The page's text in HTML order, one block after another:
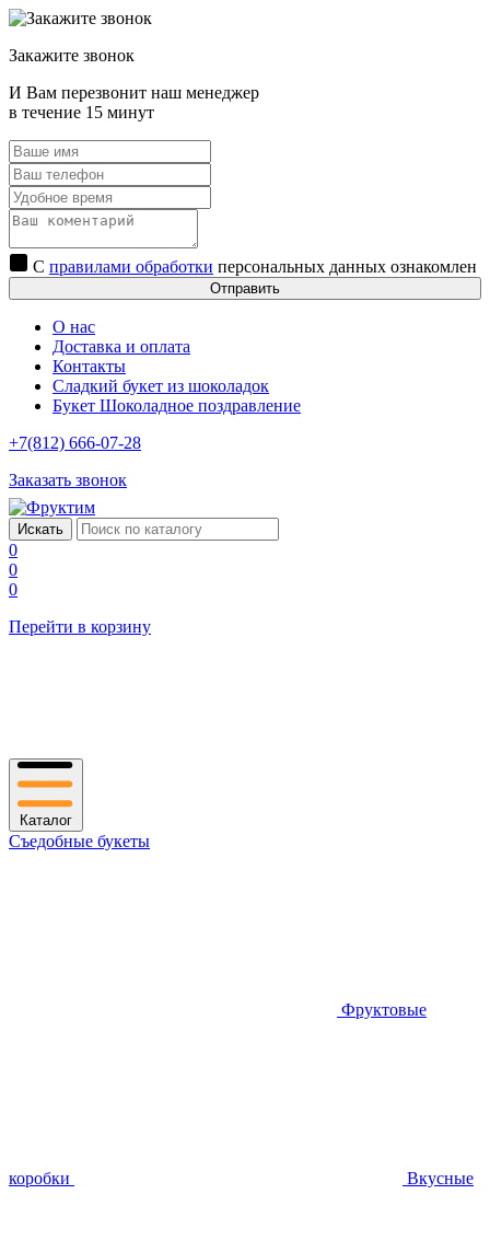
Закажите звонок
И Вам перезвонит наш менеджер
в течение 15 минут
С правилами обработки персональных данных ознакомлен
Отправить
О нас
Доставка и оплата
Контакты
Сладкий букет из шоколадок
Букет Шоколадное поздравление
+7(812) 666-07-28
Заказать звонок
0
0
0
Перейти в корзину
Каталог
Съедобные букеты
Фруктовые
коробки Вкусные